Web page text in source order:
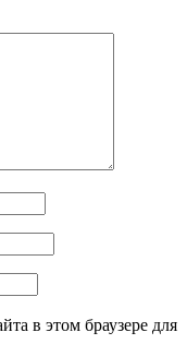
в этом браузере для